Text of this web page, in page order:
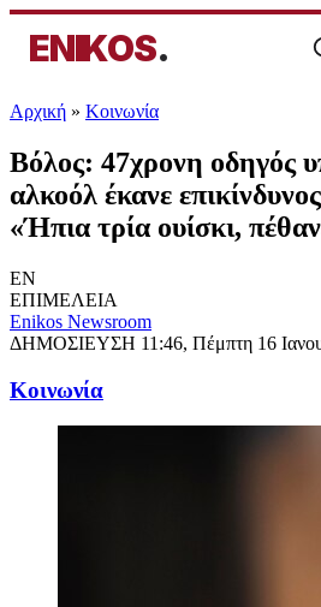
ENIKOS.
Αρχική » Κοινωνία
Βόλος: 47χρονη οδηγός
αλκοόλ έκανε
«Ήπια τρία ουίσκι,
EN
ΕΠΙΜΕΛΕΙΑ
Enikos Newsroom
ΔΗΜΟΣΙΕΥΣΗ 11:46, Πέμπτη 16
Κοινωνία